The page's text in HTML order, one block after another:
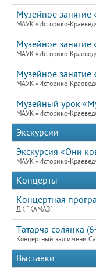
Музейное занятие
МАУК «Историко-
Музейное занятие
МАУК «Историко-
Музейное занятие
МАУК «Историко-
Музейный урок
МАУК «Историко-
Экскурсии
Экскурсия «Они
МАУК «Историко-
Концерты
Концертная
ДК "КАМАЗ"
Татарча солянка
Концертный зал имени
Выставки